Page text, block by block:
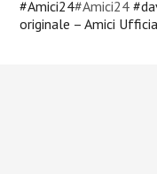
#Amici24#Amici24
originale – Amici